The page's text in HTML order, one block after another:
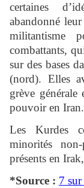
certaines
abandonné
militantisme
combattants,
sur des bases
(nord). Elles
grève
pouvoir en Iran.
Les Kurdes
minorités
présents en
*Source : 7